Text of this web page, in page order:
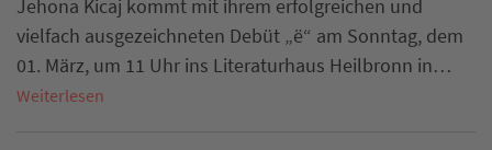
Jehona Kicaj kommt mit ihrem erfolgreichen und
vielfach ausgezeichneten Debüt „ë“ am Sonntag, dem
01. März, um 11 Uhr ins Literaturhaus Heilbronn in…
Weiterlesen